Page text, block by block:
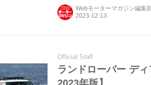
Webモーターマガジン編集
Official Staff
ランドローバー デ